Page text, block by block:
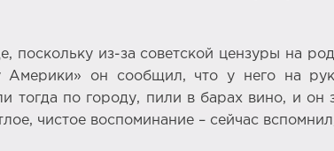
поскольку из-за советской цензуры на
Америки» он сообщил, что у него на
тогда по городу, пили в барах вино, и он
чистое воспоминание – сейчас